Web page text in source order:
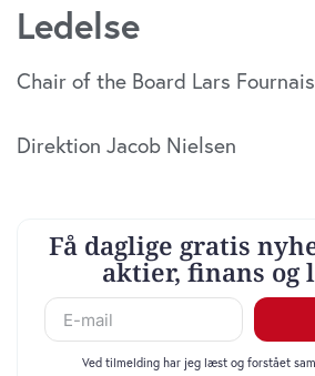
Ledelse
Chair of the Board Lars Fournais
Direktion Jacob Nielsen